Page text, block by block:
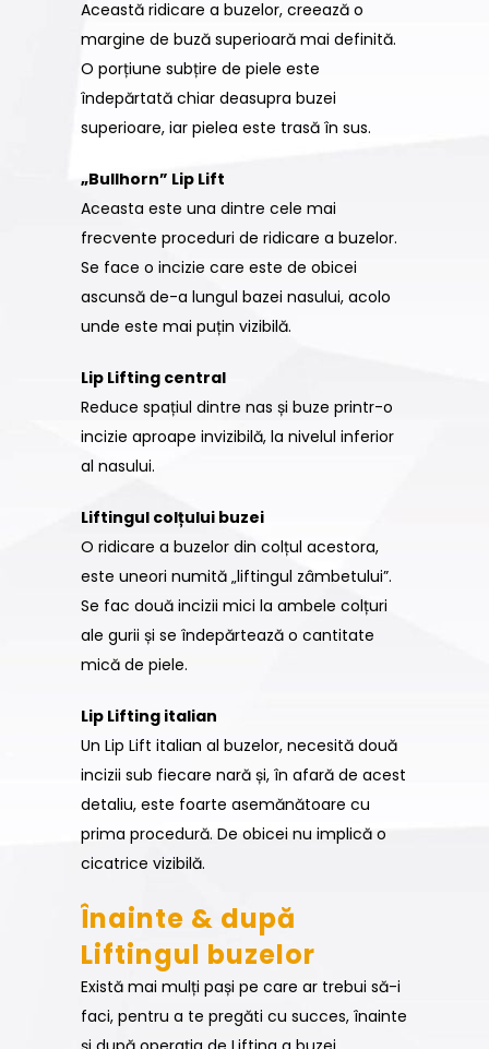
Această ridicare a buzelor, creează o
margine de buză superioară mai definită.
O porțiune subțire de piele este
îndepărtată chiar deasupra buzei
superioare, iar pielea este trasă în sus.
„Bullhorn” Lip Lift
Aceasta este una dintre cele mai
frecvente proceduri de ridicare a buzelor.
Se face o incizie care este de obicei
ascunsă de-a lungul bazei nasului, acolo
unde este mai puțin vizibilă.
Lip Lifting central
Reduce spațiul dintre nas și buze printr-o
incizie aproape invizibilă, la nivelul inferior
al nasului.
Liftingul colțului buzei
O ridicare a buzelor din colțul acestora,
este uneori numită „liftingul zâmbetului”.
Se fac două incizii mici la ambele colțuri
ale gurii și se îndepărtează o cantitate
mică de piele.
Lip Lifting italian
Un Lip Lift italian al buzelor, necesită două
incizii sub fiecare nară și, în afară de acest
detaliu, este foarte asemănătoare cu
prima procedură. De obicei nu implică o
cicatrice vizibilă.
Înainte & după
Liftingul buzelor
Există mai mulți pași pe care ar trebui să-i
faci, pentru a te pregăti cu succes, înainte